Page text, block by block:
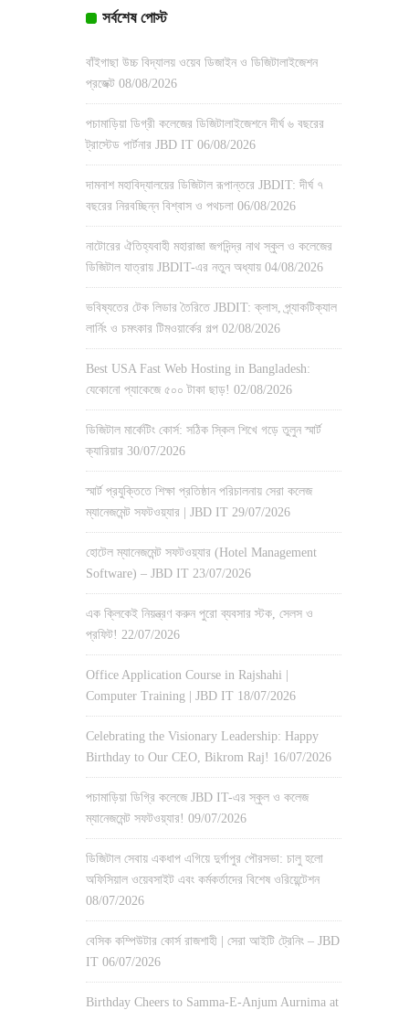
সর্বশেষ পোস্ট
বাঁইগাছা উচ্চ বিদ্যালয় ওয়েব ডিজাইন ও ডিজিটালাইজেশন
প্রজেক্ট 08/08/2026
পচামাড়িয়া ডিগ্রী কলেজের ডিজিটালাইজেশনে দীর্ঘ ৬ বছরের
ট্রাস্টেড পার্টনার JBD IT 06/08/2026
দামনাশ মহাবিদ্যালয়ের ডিজিটাল রূপান্তরে JBDIT: দীর্ঘ ৭
বছরের নিরবচ্ছিন্ন বিশ্বাস ও পথচলা 06/08/2026
নাটোরের ঐতিহ্যবাহী মহারাজা জগদিন্দ্র নাথ স্কুল ও কলেজের
ডিজিটাল যাত্রায় JBDIT-এর নতুন অধ্যায় 04/08/2026
ভবিষ্যতের টেক লিডার তৈরিতে JBDIT: ক্লাস, প্র্যাকটিক্যাল
লার্নিং ও চমৎকার টিমওয়ার্কের গল্প 02/08/2026
Best USA Fast Web Hosting in Bangladesh:
যেকোনো প্যাকেজে ৫০০ টাকা ছাড়! 02/08/2026
ডিজিটাল মার্কেটিং কোর্স: সঠিক স্কিল শিখে গড়ে তুলুন স্মার্ট
ক্যারিয়ার 30/07/2026
স্মার্ট প্রযুক্তিতে শিক্ষা প্রতিষ্ঠান পরিচালনায় সেরা কলেজ
ম্যানেজমেন্ট সফটওয়্যার | JBD IT 29/07/2026
হোটেল ম্যানেজমেন্ট সফটওয়্যার (Hotel Management
Software) – JBD IT 23/07/2026
এক ক্লিকেই নিয়ন্ত্রণ করুন পুরো ব্যবসার স্টক, সেলস ও
প্রফিট! 22/07/2026
Office Application Course in Rajshahi |
Computer Training | JBD IT 18/07/2026
Celebrating the Visionary Leadership: Happy
Birthday to Our CEO, Bikrom Raj! 16/07/2026
পচামাড়িয়া ডিগ্রি কলেজে JBD IT-এর স্কুল ও কলেজ
ম্যানেজমেন্ট সফটওয়্যার! 09/07/2026
ডিজিটাল সেবায় একধাপ এগিয়ে দুর্গাপুর পৌরসভা: চালু হলো
অফিসিয়াল ওয়েবসাইট এবং কর্মকর্তাদের বিশেষ ওরিয়েন্টেশন
08/07/2026
বেসিক কম্পিউটার কোর্স রাজশাহী | সেরা আইটি ট্রেনিং – JBD
IT 06/07/2026
Birthday Cheers to Samma-E-Anjum Aurnima at